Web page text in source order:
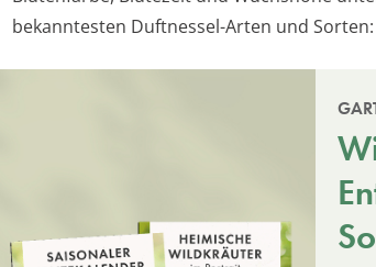
bekanntesten Duftnessel-Arten und Sorten: